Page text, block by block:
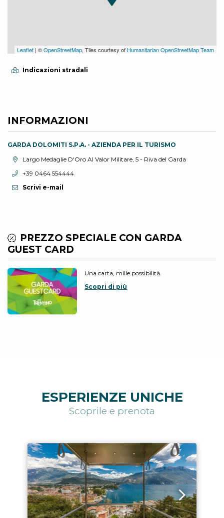
PREZZO SPECIALE CON GARDA
GUEST CARD
Una carta, mille possibilità.
Scopri di più
Leaflet | ©OpenStreetMap, Tiles courtesy of Humanitarian OpenStreetMap Team
Indicazioni stradali
INFORMAZIONI
GARDA DOLOMITI S.P.A. - AZIENDA PER IL TURISMO
Località:Largo Medaglie D'Oro Al Valor Militare, 5 - Riva del Garda
Telefono:
+39 0464 554444
Scrivi e-mail
ESPERIENZE UNICHE
Scoprile e prenota